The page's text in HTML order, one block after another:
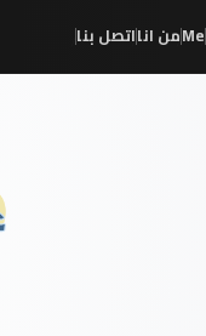
/
Me
/من انا/اتصل بنا/